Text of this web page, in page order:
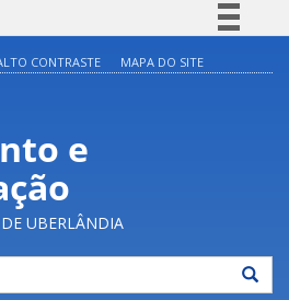
Acesso à informação
CONTRASTE MAPA DO SITE
e
UBERLÂNDIA